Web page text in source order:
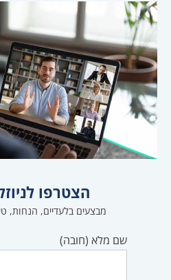
הצטרפו
מבצעים בלעדיים, הנחות,
שם מלא (חובה)